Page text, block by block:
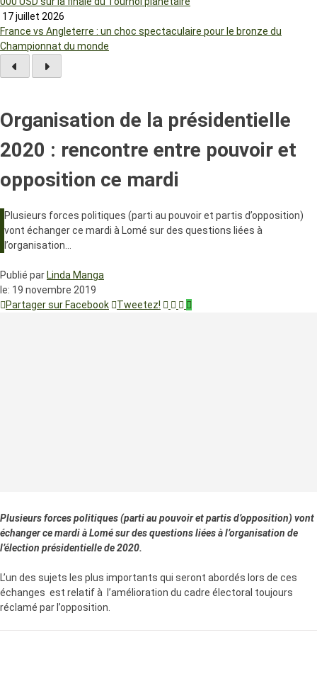
17 juillet 2026
France vs Angleterre : un choc spectaculaire pour le bronze du
Championnat du monde
Organisation de la présidentielle
2020 : rencontre entre pouvoir et
opposition ce mardi
Plusieurs forces politiques (parti au pouvoir et partis d’opposition)
vont échanger ce mardi à Lomé sur des questions liées à
l’organisation…
Publié par Linda Manga
le: 19 novembre 2019
Partager sur Facebook
Tweetez!
Plusieursforces politiques (parti au pouvoir et partis d’opposition) vont
échanger ce mardi à Lomé sur des questions liées à l’organisation de
l’élection présidentielle de 2020.
L’un des sujets les plus importants qui seront abordés lors de ces
échanges est relatif à l’amélioration du cadre électoral toujours
réclamé par l’opposition.